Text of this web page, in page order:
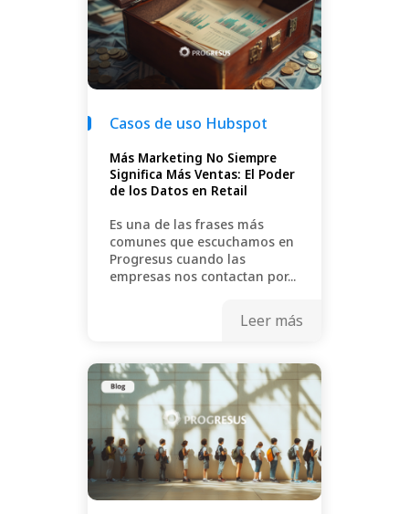
Casos de uso Hubspot
Más Marketing No Siempre
Significa Más Ventas: El Poder
de los Datos en Retail
Es una de las frases más
comunes que escuchamos en
Progresus cuando las
empresas nos contactan por...
Leer más